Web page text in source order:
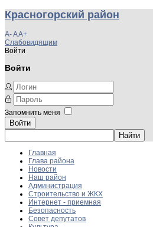
Красногорский район
A-AA+
Слабовидящим
Войти
Войти
Запомнить меня
Войти
Главная
Глава района
Новости
Наш район
Администрация
Строительство и ЖКХ
Интернет - приемная
Безопасность
Совет депутатов